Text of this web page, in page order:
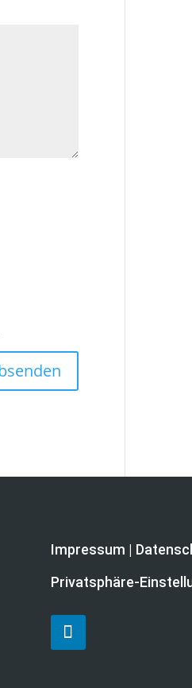
Impressum |
Privatsphäre-